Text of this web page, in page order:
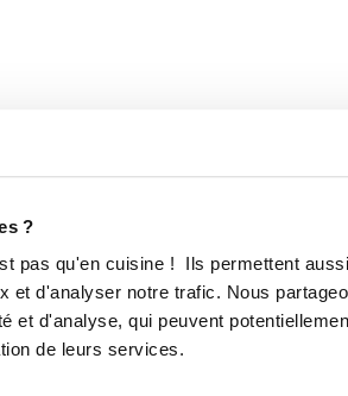
?
pas qu'en cuisine ! Ils permettent
et d'analyser notre trafic. Nous
et d'analyse, qui peuvent
de leurs services.